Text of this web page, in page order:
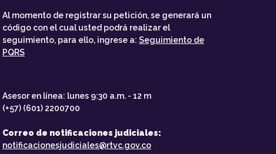
Al momento de registrar su petición, se generará un
código con el cual usted podrá realizar el
seguimiento, para ello, ingrese a: Seguimiento de
PQRS
Asesor en línea: lunes 9:30 a.m. - 12 m
(+57) (601) 2200700
Correo de notificaciones judiciales:
notificacionesjudiciales@rtvc.gov.co